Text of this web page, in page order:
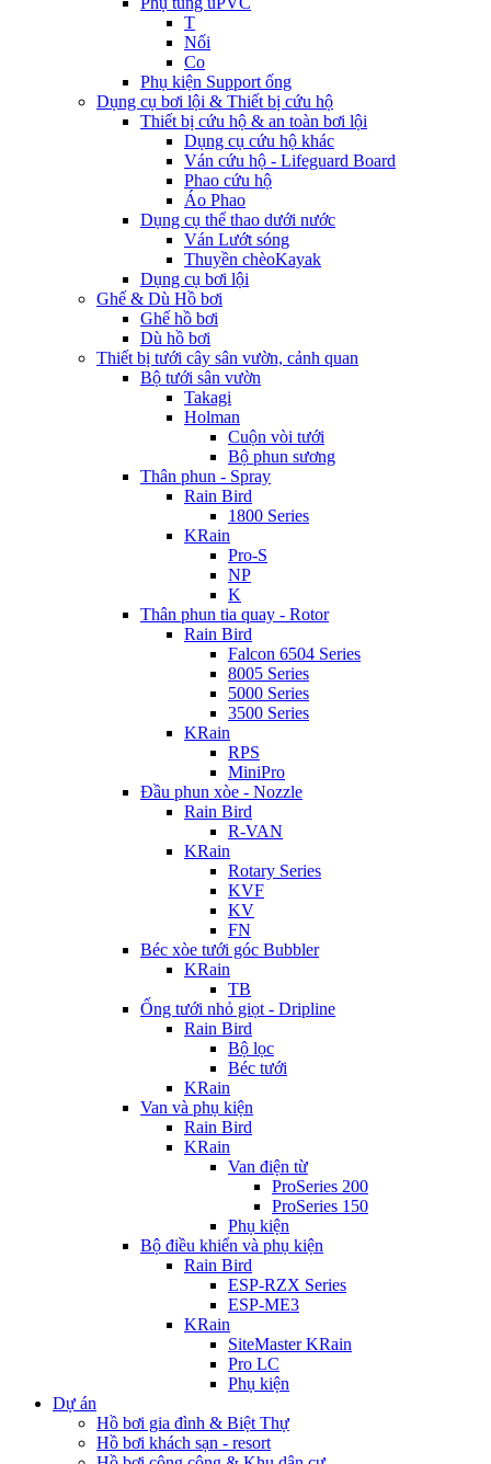
T
Nối
Co
Phụ kiện Support ống
Dụng cụ bơi lội & Thiết bị cứu hộ
Thiết bị cứu hộ & an toàn bơi lội
Dụng cụ cứu hộ khác
Ván cứu hộ - Lifeguard Board
Phao cứu hộ
Áo Phao
Dụng cụ thể thao dưới nước
Ván Lướt sóng
Thuyền chèoKayak
Dụng cụ bơi lội
Ghế & Dù Hồ bơi
Ghế hồ bơi
Dù hồ bơi
Thiết bị tưới cây sân vườn, cảnh quan
Bộ tưới sân vườn
Takagi
Holman
Cuộn vòi tưới
Bộ phun sương
Thân phun - Spray
Rain Bird
1800 Series
KRain
Pro-S
NP
K
Thân phun tia quay - Rotor
Rain Bird
Falcon 6504 Series
8005 Series
5000 Series
3500 Series
KRain
RPS
MiniPro
Đầu phun xòe - Nozzle
Rain Bird
R-VAN
KRain
Rotary Series
KVF
KV
FN
Béc xòe tưới góc Bubbler
KRain
TB
Ống tưới nhỏ giọt - Dripline
Rain Bird
Bộ lọc
Béc tưới
KRain
Van và phụ kiện
Rain Bird
KRain
Van điện từ
ProSeries 200
ProSeries 150
Phụ kiện
Bộ điều khiển và phụ kiện
Rain Bird
ESP-RZX Series
ESP-ME3
KRain
SiteMaster KRain
Pro LC
Phụ kiện
Dự án
Hồ bơi gia đình & Biệt Thự
Hồ bơi khách sạn - resort